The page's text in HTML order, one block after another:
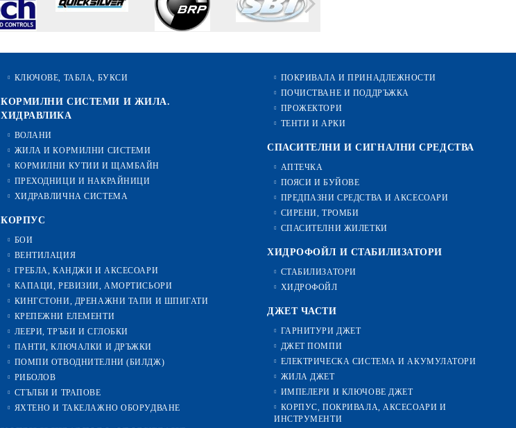
КЛЮЧОВЕ, ТАБЛА, БУКСИ
КОРМИЛНИ СИСТЕМИ И ЖИЛА.
ХИДРАВЛИКА
ВОЛАНИ
ЖИЛА И КОРМИЛНИ СИСТЕМИ
КОРМИЛНИ КУТИИ И ЩАМБАЙН
ПРЕХОДНИЦИ И НАКРАЙНИЦИ
ХИДРАВЛИЧНА СИСТЕМА
КОРПУС
БОИ
ВЕНТИЛАЦИЯ
ГРЕБЛА, КАНДЖИ И АКСЕСОАРИ
КАПАЦИ, РЕВИЗИИ, АМОРТИСЬОРИ
КИНГСТОНИ, ДРЕНАЖНИ ТАПИ И ШПИГАТИ
КРЕПЕЖНИ ЕЛЕМЕНТИ
ЛЕЕРИ, ТРЪБИ И СГЛОБКИ
ПАНТИ, КЛЮЧАЛКИ И ДРЪЖКИ
ПОМПИ ОТВОДНИТЕЛНИ (БИЛДЖ)
РИБОЛОВ
СТЪЛБИ И ТРАПОВЕ
ЯХТЕНО И ТАКЕЛАЖНО ОБОРУДВАНЕ
ПОКРИВАЛА И ПРИНАДЛЕЖНОСТИ
ПОЧИСТВАНЕ И ПОДДРЪЖКА
ПРОЖЕКТОРИ
ТЕНТИ И АРКИ
СПАСИТЕЛНИ И СИГНАЛНИ СРЕДСТВА
АПТЕЧКА
ПОЯСИ И БУЙОВЕ
ПРЕДПАЗНИ СРЕДСТВА И АКСЕСОАРИ
СИРЕНИ, ТРОМБИ
СПАСИТЕЛНИ ЖИЛЕТКИ
ХИДРОФОЙЛ И СТАБИЛИЗАТОРИ
СТАБИЛИЗАТОРИ
ХИДРОФОЙЛ
ДЖЕТ ЧАСТИ
ГАРНИТУРИ ДЖЕТ
ДЖЕТ ПОМПИ
ЕЛЕКТРИЧЕСКА СИСТЕМА И АКУМУЛАТОРИ
ЖИЛА ДЖЕТ
ИМПЕЛЕРИ И КЛЮЧОВЕ ДЖЕТ
КОРПУС, ПОКРИВАЛА, АКСЕСОАРИ И
ИНСТРУМЕНТИ